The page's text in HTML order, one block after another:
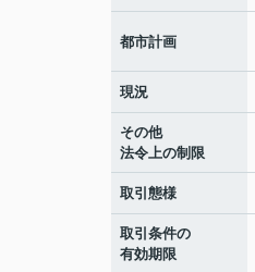
都市計画
現況
その他
法令上の制限
取引態様
取引条件の
有効期限